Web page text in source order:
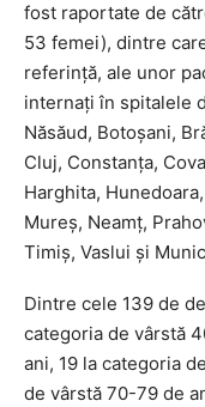
fost raportate de
53 femei), dintre
referinţă, ale unor
internaţi în spitalele
Năsăud, Botoşani,
Cluj, Constanţa,
Harghita,
Mureş, Neamţ,
Timiş, Vaslui şi
Dintre cele 139 de
categoria de vârstă
ani, 19 la categoria
de vârstă 70-79 de